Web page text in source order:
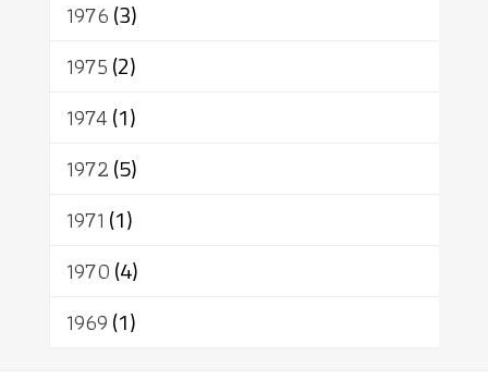
1976(3)
1975(2)
1974(1)
1972(5)
1971 (1)
1970(4)
1969(1)